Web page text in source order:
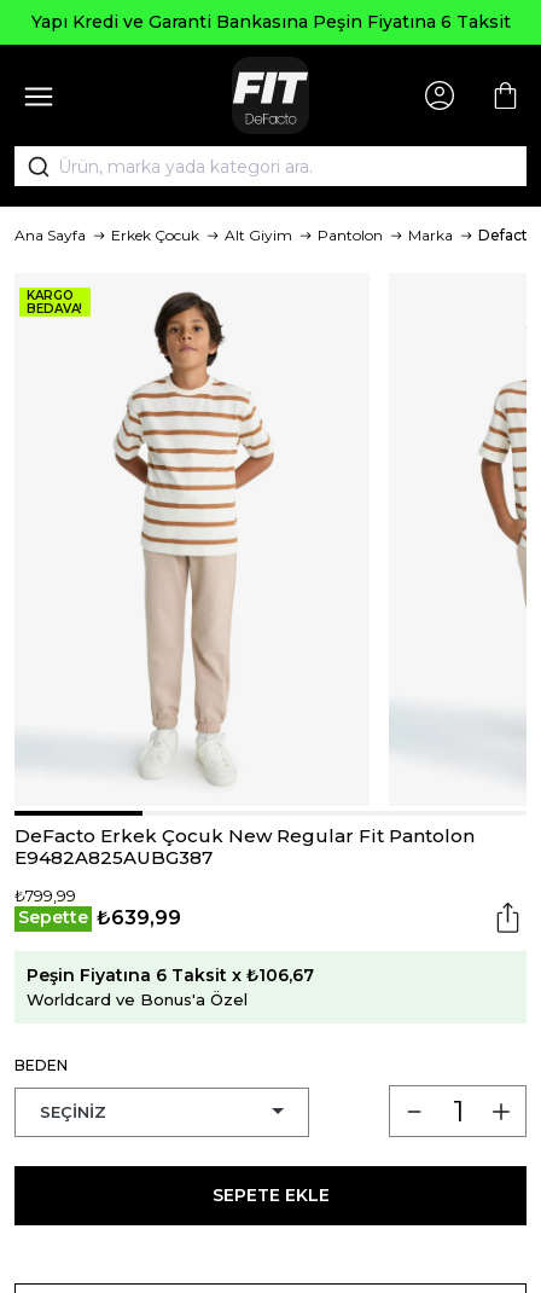
Yapı Kredi ve Garanti Bankasına Peşin Fiyatına 6 Taksit
Ana Sayfa Erkek Çocuk Alt Giyim Pantolon Marka Defacto
KARGO
BEDAVA!
DeFacto Erkek Çocuk New Regular Fit Pantolon
E9482A825AUBG387
₺799,99
Sepette ₺639,99
Peşin Fiyatına 6 Taksit x ₺106,67
Worldcard ve Bonus'a Özel
BEDEN
SEPETE EKLE